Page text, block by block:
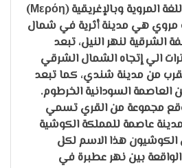
أو ميدوي أو بيدوي باللغة المروية وبالإغريقية (Μερόη)
مروي هي مدينة أثرية في شمال
الشرقية لنهر النيل، تبعد
6 كيلومترات الي إتجاه الشمال الشرقي
من مدينة شندي، كما تبعد
متر من العاصمة السودانية الخرطوم.
مجموعة من القري تسمي
عاصمة للمملكة الكوشية
هذا الاسم لكل
الواقعة بين نهر عطبرة في